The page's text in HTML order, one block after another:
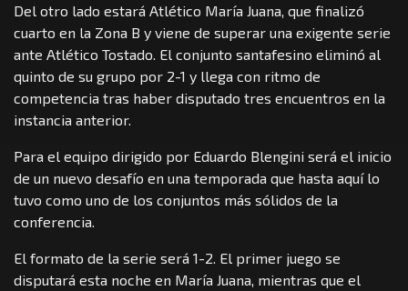
Del otro lado estará Atlético María Juana, que finalizó
cuarto en la Zona B y viene de superar una exigente serie
ante Atlético Tostado. El conjunto santafesino eliminó al
quinto de su grupo por 2-1 y llega con ritmo de
competencia tras haber disputado tres encuentros en la
instancia anterior.
Para el equipo dirigido por Eduardo Blengini será el inicio
de un nuevo desafío en una temporada que hasta aquí lo
tuvo como uno de los conjuntos más sólidos de la
conferencia.
El formato de la serie será 1-2. El primer juego se
disputará esta noche en María Juana, mientras que el